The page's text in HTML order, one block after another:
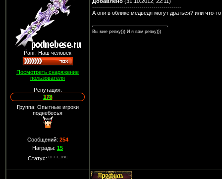
Ранг: Наш человек
Посмотреть снаряжение
пользователя
Репутация:
178
Группа: Опытные игроки
поднебесья
Сообщений: 254
Награды: 15
Статус:
---------------------------------------------
А они в облике медведя могут драться? или что-то
Вы мне репку))) И я вам репку)))